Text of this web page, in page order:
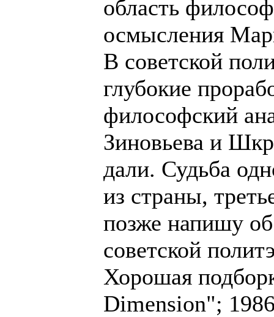
область
осмысления
В советской
глубокие
философский
Зиновьева и
дали. Судьба
из страны,
позже напишу
советской
Хорошая
Dimension";